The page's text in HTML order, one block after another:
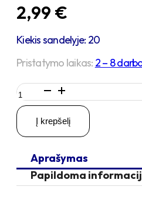
2,99 €
Kiekis sandelyje: 20
Pristatymo laikas: 2 – 8
produkto
kiekis:
M12
30
Varžtas
cilindrine
galva
Į krepšelį
Aprašymas
Papildoma